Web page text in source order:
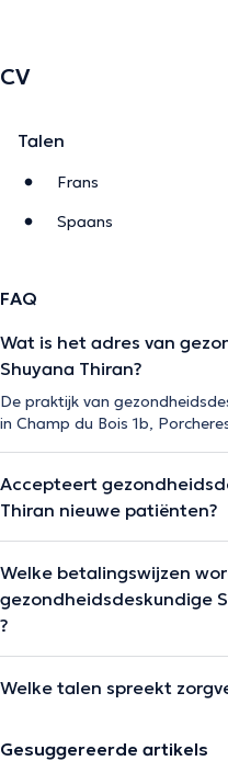
CV
Talen
Frans
Spaans
FAQ
Wat is het adres van
Shuyana Thiran?
De praktijk van
in Champ du Bois 1b,
Accepteert
Thiran nieuwe patiënten?
Welke betalingswijzen
gezondheidsdeskundige
?
Welke talen spreekt
Gesuggereerde artikels